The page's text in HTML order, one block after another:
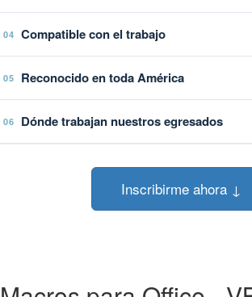
04 Compatible con el trabajo
05 Reconocido en toda América
06 Dónde trabajan nuestros egresados
Inscribirme ahora ↓